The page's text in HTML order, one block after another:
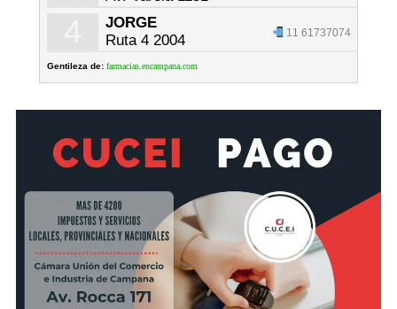
JORGE
Ruta 4 2004
11 61737074
Gentileza de: farmacias.encampana.com